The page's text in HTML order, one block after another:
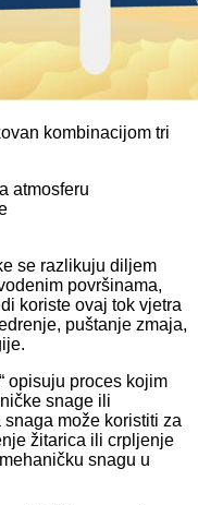
kombinacijom tri
atmosferu
se razlikuju diljem
površinama,
koriste ovaj tok vjetra
puštanje zmaja,
opisuju proces kojim
snage ili
može koristiti za
žitarica ili crpljenje
snagu u